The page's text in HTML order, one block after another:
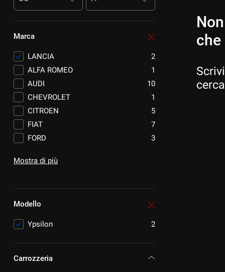
Marca
LANCIA
2
ALFA ROMEO
1
AUDI
10
CHEVROLET
1
CITROEN
5
FIAT
7
FORD
3
JEEP
MAZDA
1
MERCEDES-BENZ
1
NISSAN
2
Mostra di più
Modello
Ypsilon 2
Carrozzeria
che